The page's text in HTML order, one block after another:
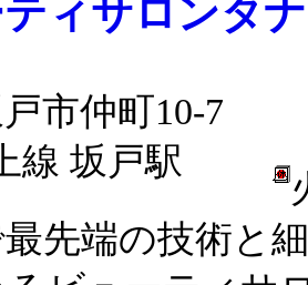
ィサロンタ
市仲町10-7
線 坂戸駅
先端の技術と